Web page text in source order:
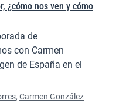
¿cómo nos ven y cómo
de
con Carmen
de España en el
, Carmen González